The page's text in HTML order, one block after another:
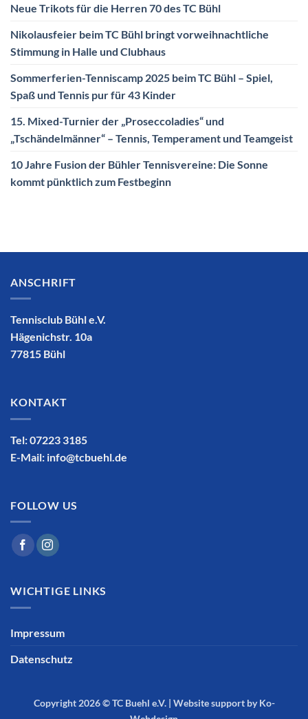
Neue Trikots für die Herren 70 des TC Bühl
Nikolausfeier beim TC Bühl bringt vorweihnachtliche
Stimmung in Halle und Clubhaus
Sommerferien-Tenniscamp 2025 beim TC Bühl – Spiel,
Spaß und Tennis pur für 43 Kinder
15. Mixed-Turnier der „Proseccoladies“ und
„Tschändelmänner“ – Tennis, Temperament und Teamgeist
10 Jahre Fusion der Bühler Tennisvereine: Die Sonne
kommt pünktlich zum Festbeginn
ANSCHRIFT
Tennisclub Bühl e.V.
Hägenichstr. 10a
77815 Bühl
KONTAKT
Tel: 07223 3185
E-Mail: info@tcbuehl.de
FOLLOW US
WICHTIGE LINKS
Impressum
Datenschutz
Copyright 2026 ©TC Buehl e.V.| Website support by Ko-